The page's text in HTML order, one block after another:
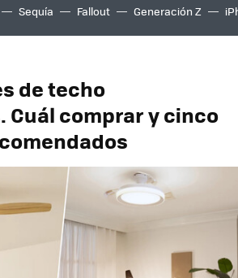
Sequía Fallout Generación Z
de techo
Cuál comprar y cinco